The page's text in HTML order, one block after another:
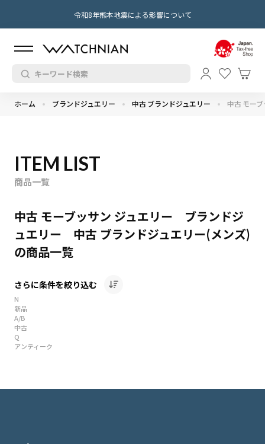
令和8年熊本地震による影響について
ホーム ブランドジュエリー 中古 ブランドジュエリー 中古 モー
ITEM LIST
商品一覧
中古 モーブッサン ジュエリー ブランドジ
ュエリー 中古 ブランドジュエリー(メンズ)
の商品一覧
さらに条件を絞り込む
N
新品
A/B
中古
Q
アンティーク